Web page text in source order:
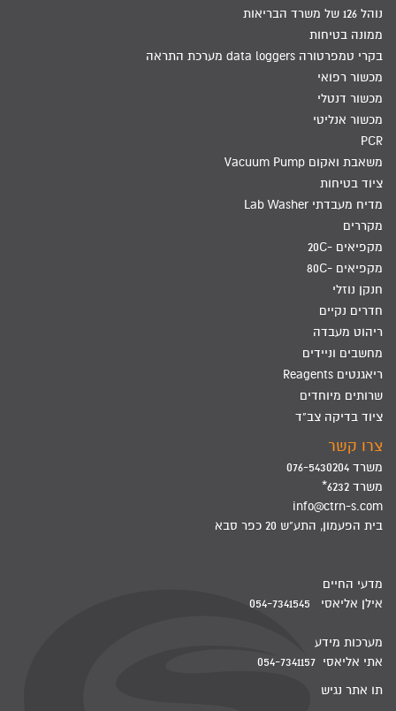
נוהל 126 של משרד הבריאות
ממונה בטיחות
בקרי טמפרטורה data loggers מערכת התראה
מכשור רפואי
מכשור דנטלי
מכשור אנליטי
PCR
משאבת ואקום Vacuum Pump
ציוד בטיחות
מדיח מעבדתי Lab Washer
מקררים
מקפיאים -20C
מקפיאים -80C
חנקן נוזלי
חדרים נקיים
ריהוט מעבדה
מחשבים וניידים
ריאגנטים Reagents
שרותים מיוחדים
ציוד בדיקה צב"ד
צרו קשר
משרד 076-5430204
משרד 6232*
info@ctrn-s.com
בית הפעמון, התע"ש 20 כפר סבא
מדעי החיים
אילן אליאסי 054-7341545
מערכות מידע
אתי אליאסי 054-7341157
תו אתר נגיש